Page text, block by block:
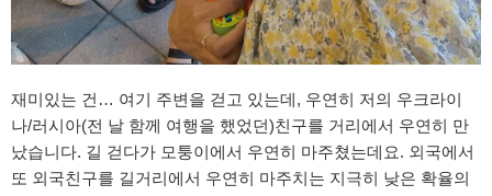
재미있는 건… 여기 주변을 걷고 있는데, 우연히 저의 우크라이
나/러시아(전 날 함께 여행을 했었던)친구를 거리에서 우연히 만
났습니다. 길 걷다가 모퉁이에서 우연히 마주쳤는데요. 외국에서
또 외국친구를 길거리에서 우연히 마주치는 지극히 낮은 확율의